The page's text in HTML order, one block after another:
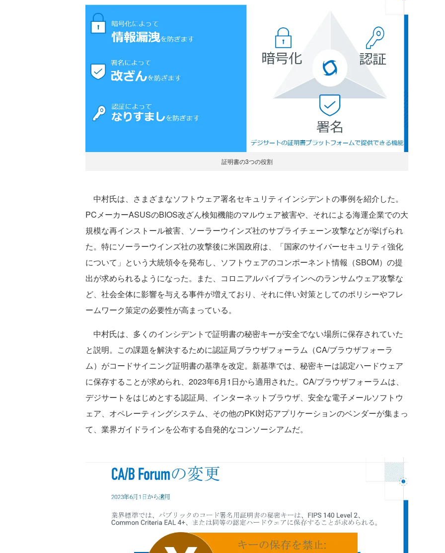
証明書の3つの役割
中村氏は、さまざまなソフトウェア署名セキュリティインシデントの事例を紹介した。
PCメーカーASUSのBIOS改ざん検知機能のマルウェア被害や、それによる海運企業での大
規模な再インストール被害、ソーラーウインズ社のサプライチェーン攻撃などが挙げられ
た。特にソーラーウインズ社の攻撃後に米国政府は、「国家のサイバーセキュリティ強化
について」という大統領令を発布し、ソフトウェアのコンポーネント情報（SBOM）の提
出が求められるようになった。また、コロニアルパイプラインへのランサムウェア攻撃な
ど、社会全体に影響を与える事件が増えており、それに伴い対策としてのポリシーやフレ
ームワーク策定の必要性が高まっている。
中村氏は、多くのインシデントで証明書の秘密キーが安全でない場所に保存されていた
と説明。この課題を解決するために認証局ブラウザフォーラム（CA/ブラウザフォーラ
ム）がコードサイニング証明書の基準を改定。新基準では、秘密キーは認定ハードウェア
に保存することが求められ、2023年6月1日から適用された。CA/ブラウザフォーラムは、
デジサートをはじめとする認証局、インターネットブラウザ、安全な電子メールソフトウ
ェア、オペレーティングシステム、その他のPKI対応アプリケーションのベンダーが集まっ
て、業界ガイドラインを公布する自発的なコンソーシアムだ。